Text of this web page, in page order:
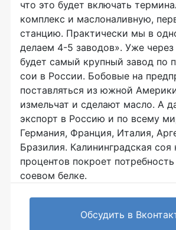
что это будет включать
комплекс и маслоналивную,
станцию. Практически мы в
делаем 4-5 заводов». Уже через
будет самый крупный завод по
сои в России. Бобовые на
поставляться из южной
измельчат и сделают масло. А
экспорт в Россию и по всему
Германия, Франция, Италия,
Бразилия. Калининградская соя
процентов покроет
соевом белке.
Обсудить в